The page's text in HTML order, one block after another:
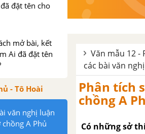
đặt tên cho
mở bài, kết
Ai đã đặt tên
- Tô Hoài
văn nghị luận
A Phủ
Văn mẫu 12 -
các bài văn
Phân tích
chồng A
Có những sở